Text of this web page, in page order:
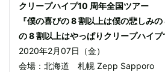
クリープハイプ10 周年全国ツアー
『僕の喜びの 8 割以上は僕の悲しみ
の 8 割以上はやっぱりクリープハイプ
2020年2月07日（金）
会場：北海道 札幌 Zepp Sapporo